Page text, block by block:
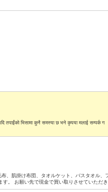
भिसामा कुनै समस्या छ भने कृपया मलाई सम्पर्क ग
、肌掛け布団、タオルケット、バスタオル、
。 お願い先で現金で買い取りさせていただき